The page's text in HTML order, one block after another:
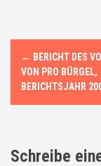
N
a
v
← BERICHT DES
VON PRO BÜRGEL,
BERICHTSJAHR
Schreibe